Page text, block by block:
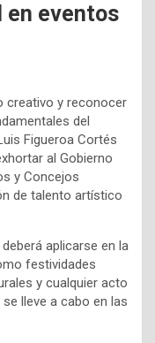
eventos
creativo y reconocer
del
Figueroa Cortés
al Gobierno
y Concejos
de talento artístico
aplicarse en la
festividades
y cualquier acto
lleve a cabo en las